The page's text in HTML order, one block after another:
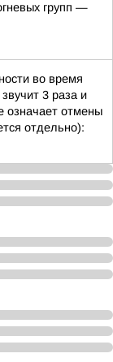
групп —
во время
3 раза и
означает отмены
отдельно):